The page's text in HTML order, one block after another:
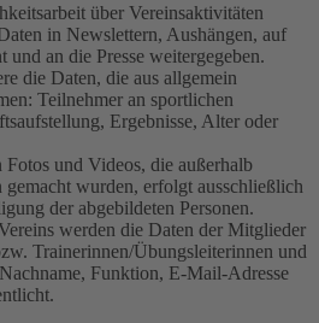
über Vereinsaktivitäten
in Newslettern, Aushängen, auf
an die Presse weitergegeben.
die Daten, die aus allgemein
Teilnehmer an sportlichen
Ergebnisse, Alter oder
und Videos, die außerhalb
wurden, erfolgt ausschließlich
der abgebildeten Personen.
werden die Daten der Mitglieder
Trainerinnen/Übungsleiterinnen und
Funktion, E-Mail-Adresse